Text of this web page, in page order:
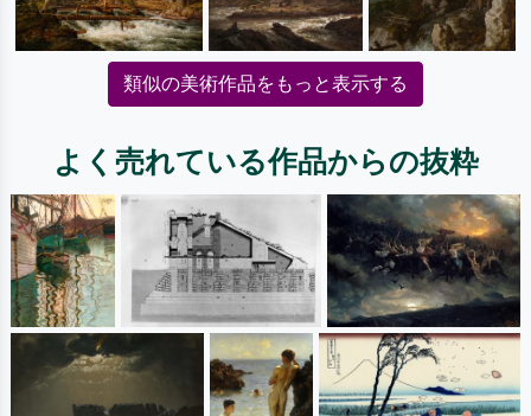
類似の美術作品をもっと表示する
よく売れている作品からの抜粋